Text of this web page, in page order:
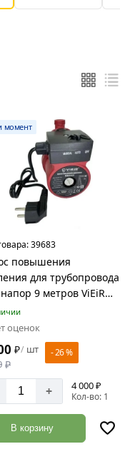
момент
39683
повышения
для трубопровода
9 метров ViEiR
8.5
оценок
₽/ шт
₽
- 26 %
+ 4 000 ₽
Кол-во: 1
В корзину